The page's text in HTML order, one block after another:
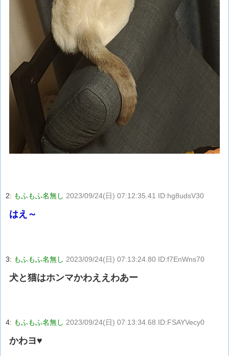
2: もふもふ名無し 2023/09/24(日) 07:12:35.41 ID:hg8udsV30
はえ～
3: もふもふ名無し 2023/09/24(日) 07:13:24.80 ID:f7EnWns70
犬と猫はホンマかわええわあー
4: もふもふ名無し 2023/09/24(日) 07:13:34.68 ID:FSAYVecy0
かわヨ♥